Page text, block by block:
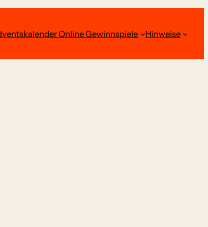
Online Gewinnspiele Hinweise